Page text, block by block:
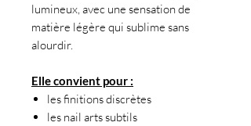
lumineux, avec une sensation de
matière légère qui sublime sans
alourdir.
Elle convient pour :
les finitions discrètes
les nail arts subtils